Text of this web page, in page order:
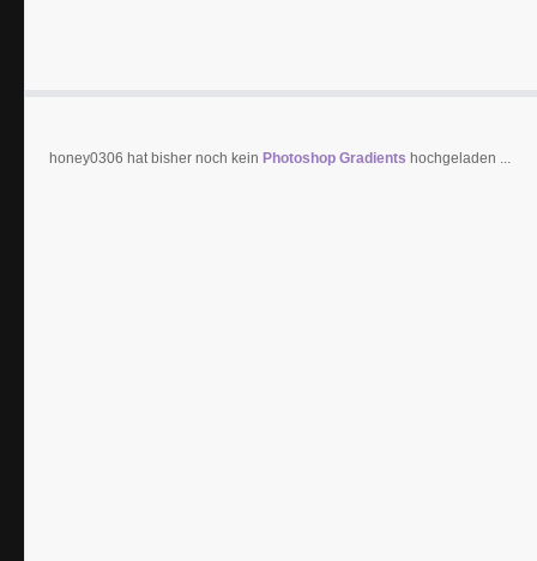
honey0306 hat bisher noch kein Photoshop Gradients hochgeladen ...